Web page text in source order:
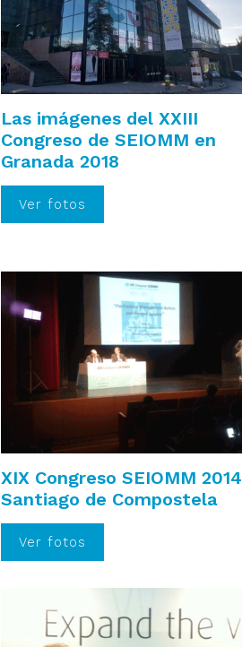
Las imágenes del XXIII
Congreso de SEIOMM en
Granada 2018
Ver fotos
XIX Congreso SEIOMM 2014
Santiago de Compostela
Ver fotos